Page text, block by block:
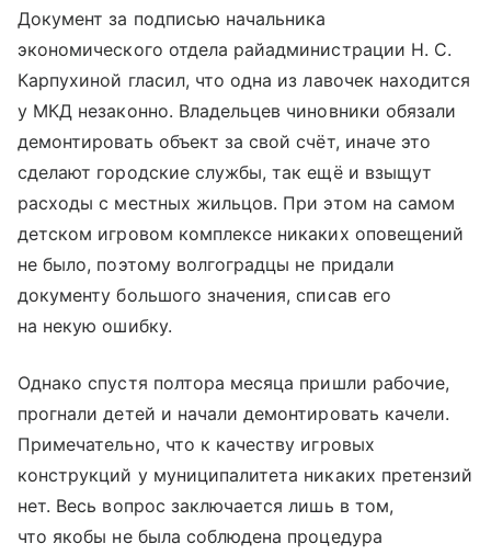
Документ за подписью начальника
экономического отдела райадминистрации Н. С.
Карпухиной гласил, что одна из лавочек находится
у МКД незаконно. Владельцев чиновники обязали
демонтировать объект за свой счёт, иначе это
сделают городские службы, так ещё и взыщут
расходы с местных жильцов. При этом на самом
детском игровом комплексе никаких оповещений
не было, поэтому волгоградцы не придали
документу большого значения, списав его
на некую ошибку.
Однако спустя полтора месяца пришли рабочие,
прогнали детей и начали демонтировать качели.
Примечательно, что к качеству игровых
конструкций у муниципалитета никаких претензий
нет. Весь вопрос заключается лишь в том,
что якобы не была соблюдена процедура